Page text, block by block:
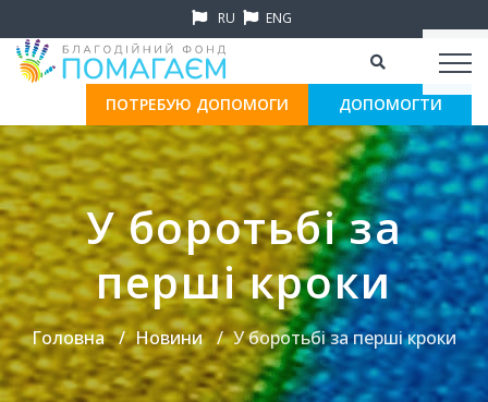
RU ENG
ПОТРЕБУЮ ДОПОМОГИ ДОПОМОГТИ
У боротьбі за
перші кроки
Головна Новини У боротьбі за перші кроки